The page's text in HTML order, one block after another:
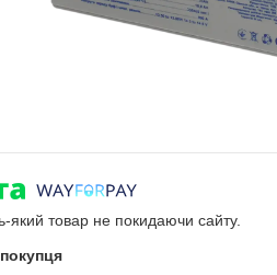
який товар не покидаючи сайту.